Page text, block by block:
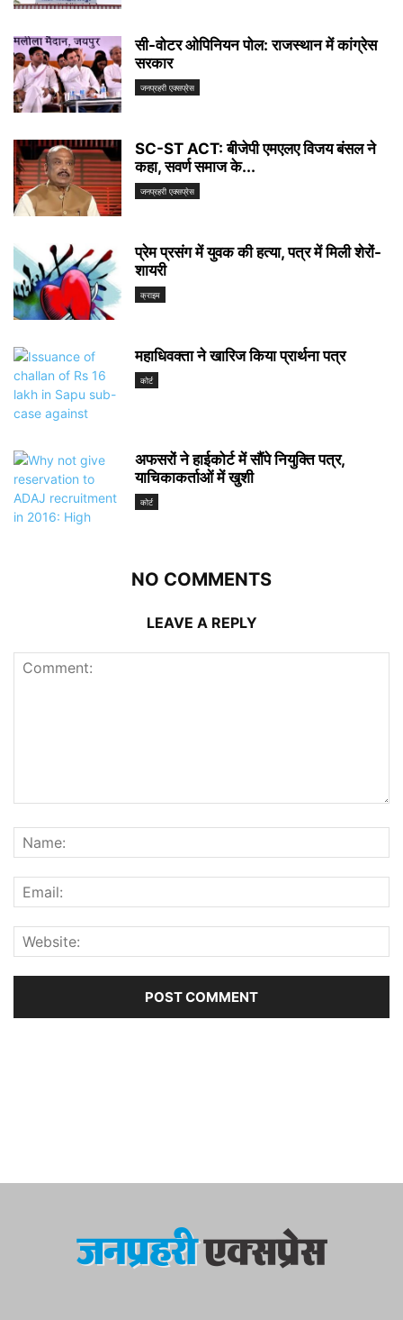
सी-वोटर ओपिनियन पोल: राजस्थान में कांग्रेस
सरकार
जनप्रहरी एक्सप्रेस
SC-ST ACT: बीजेपी एमएलए विजय बंसल ने
कहा, सवर्ण समाज के...
जनप्रहरी एक्सप्रेस
प्रेम प्रसंग में युवक की हत्या, पत्र में मिली शेरों-
शायरी
क्राइम
महाधिवक्ता ने खारिज किया प्रार्थना पत्र
कोर्ट
अफसरों ने हाईकोर्ट में सौंपे नियुक्ति पत्र,
याचिकाकर्ताओं में खुशी
कोर्ट
NO COMMENTS
LEAVE A REPLY